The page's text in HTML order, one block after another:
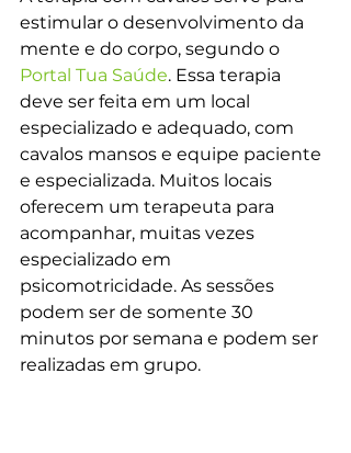
estimular o desenvolvimento da
mente e do corpo, segundo o
Portal Tua Saúde. Essa terapia
deve ser feita em um local
especializado e adequado, com
cavalos mansos e equipe paciente
e especializada. Muitos locais
oferecem um terapeuta para
acompanhar, muitas vezes
especializado em
psicomotricidade. As sessões
podem ser de somente 30
minutos por semana e podem ser
realizadas em grupo.